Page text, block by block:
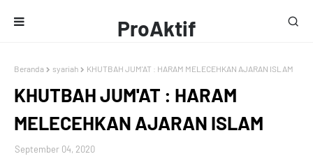
ProAktif
Media
Beranda syariah KHUTBAH JUM'AT : HARAM MELECEHKAN AJARAN ISLAM
KHUTBAH JUM'AT : HARAM
MELECEHKAN AJARAN ISLAM
September 04, 2020